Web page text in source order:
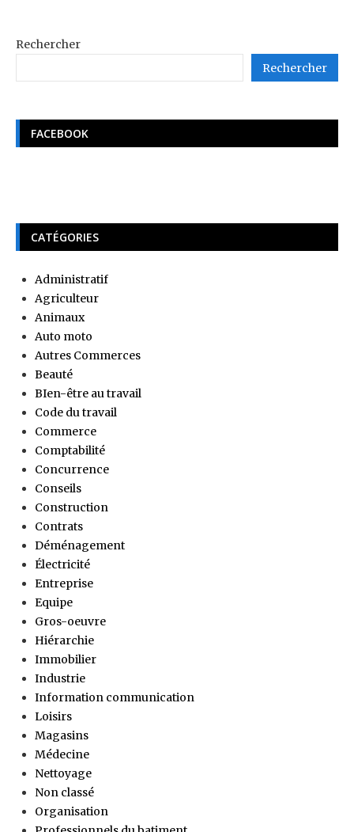
Rechercher
Rechercher
FACEBOOK
CATÉGORIES
Administratif
Agriculteur
Animaux
Auto moto
Autres Commerces
Beauté
BIen-être au travail
Code du travail
Commerce
Comptabilité
Concurrence
Conseils
Construction
Contrats
Déménagement
Électricité
Entreprise
Equipe
Gros-oeuvre
Hiérarchie
Immobilier
Industrie
Information communication
Loisirs
Magasins
Médecine
Nettoyage
Non classé
Organisation